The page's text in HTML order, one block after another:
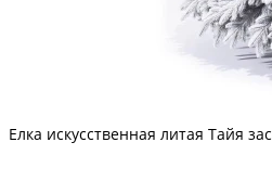
Елка искусственная литая Тайя